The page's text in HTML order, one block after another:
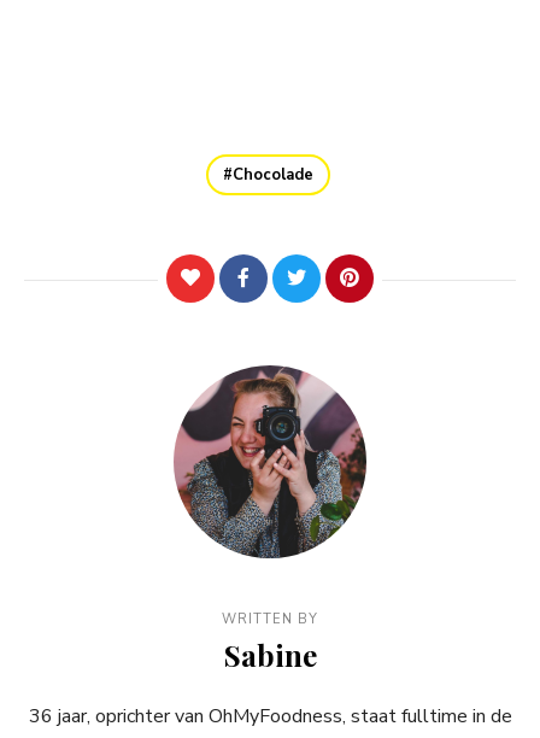
Chocolade
WRITTEN BY
Sabine
36 jaar, oprichter van OhMyFoodness, staat fulltime in de